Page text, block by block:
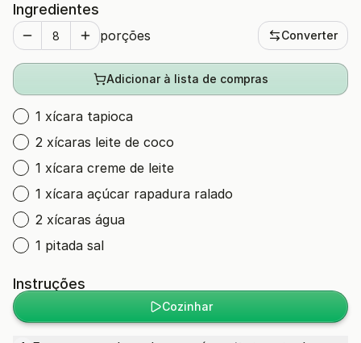
Ingredientes
porções Converter
Adicionar à lista de compras
1 xícara tapioca
2 xícaras leite de coco
1 xícara creme de leite
1 xícara açúcar rapadura ralado
2 xícaras água
1 pitada sal
Instruções
Cozinhar